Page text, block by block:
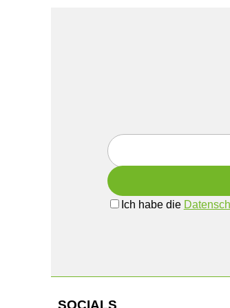
Ich habe die